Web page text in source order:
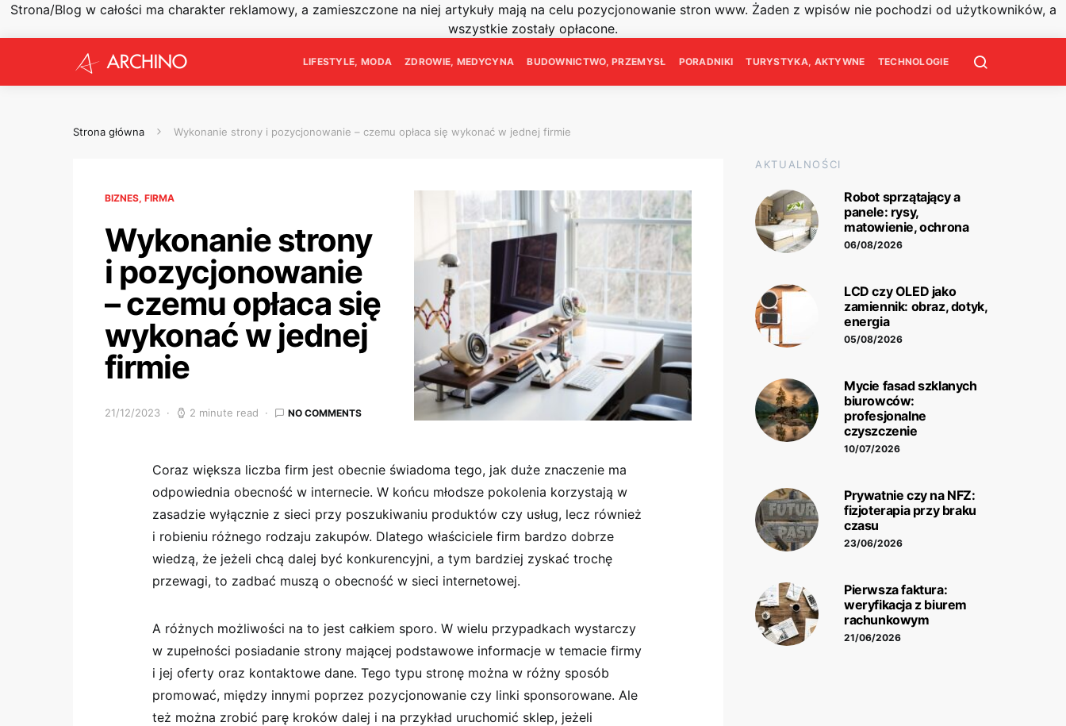
Strona/Blog w całości ma charakter reklamowy, a zamieszczone na niej artykuły mają na celu pozycjonowanie stron www. Żaden z wpisów nie pochodzi od użytkowników, a
wszystkie zostały opłacone.
LIFESTYLE, MODA ZDROWIE, MEDYCYNA BUDOWNICTWO, PRZEMYSŁ PORADNIKI TURYSTYKA, AKTYWNE TECHNOLOGIE
Strona główna Wykonanie strony i pozycjonowanie – czemu opłaca się wykonać w jednej firmie
BIZNES, FIRMA
Wykonanie strony
i pozycjonowanie
– czemu opłaca się
wykonać w jednej
firmie
21/12/2023 2 minute read NO COMMENTS
Coraz większa liczba firm jest obecnie świadoma tego, jak duże znaczenie ma
odpowiednia obecność w internecie. W końcu młodsze pokolenia korzystają w
zasadzie wyłącznie z sieci przy poszukiwaniu produktów czy usług, lecz również
i robieniu różnego rodzaju zakupów. Dlatego właściciele firm bardzo dobrze
wiedzą, że jeżeli chcą dalej być konkurencyjni, a tym bardziej zyskać trochę
przewagi, to zadbać muszą o obecność w sieci internetowej.
A różnych możliwości na to jest całkiem sporo. W wielu przypadkach wystarczy
w zupełności posiadanie strony mającej podstawowe informacje w temacie firmy
i jej oferty oraz kontaktowe dane. Tego typu stronę można w różny sposób
promować, między innymi poprzez pozycjonowanie czy linki sponsorowane. Ale
też można zrobić parę kroków dalej i na przykład uruchomić sklep, jeżeli
AKTUALNOŚCI
Robot sprzątający a
panele: rysy,
matowienie, ochrona
06/08/2026
LCD czy OLED jako
zamiennik: obraz, dotyk,
energia
05/08/2026
Mycie fasad szklanych
biurowców:
profesjonalne
czyszczenie
10/07/2026
Prywatnie czy na NFZ:
fizjoterapia przy braku
czasu
23/06/2026
Pierwsza faktura:
weryfikacja z biurem
rachunkowym
21/06/2026